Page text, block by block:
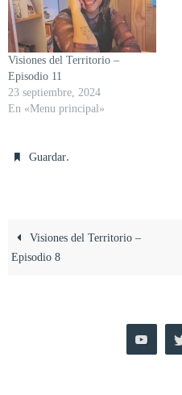
Visiones del Territorio –
Episodio 11
23 septiembre, 2024
En «Menu principal»
Guardar.
Visiones del Territorio –
Episodio 8